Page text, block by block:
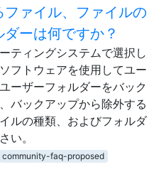
ファイル、ファイルの
ーは何ですか？
ティングシステムで選択し
フトウェアを使用してユー
ーザーフォルダーをバック
バックアップから除外する
ルの種類、およびフォルダ
い。
community-faq-proposed